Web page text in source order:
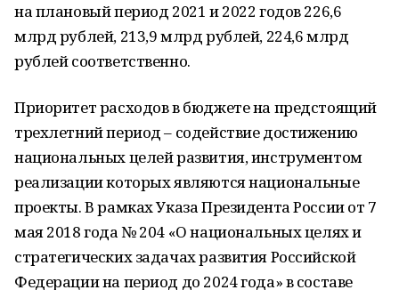
на плановый период 2021 и 2022 годов 226,6
млрд рублей, 213,9 млрд рублей, 224,6 млрд
рублей соответственно.
Приоритет расходов в бюджете на предстоящий
трехлетний период – содействие достижению
национальных целей развития, инструментом
реализации которых являются национальные
проекты. В рамках Указа Президента России от 7
мая 2018 года № 204 «О национальных целях и
стратегических задачах развития Российской
Федерации на период до 2024 года» в составе